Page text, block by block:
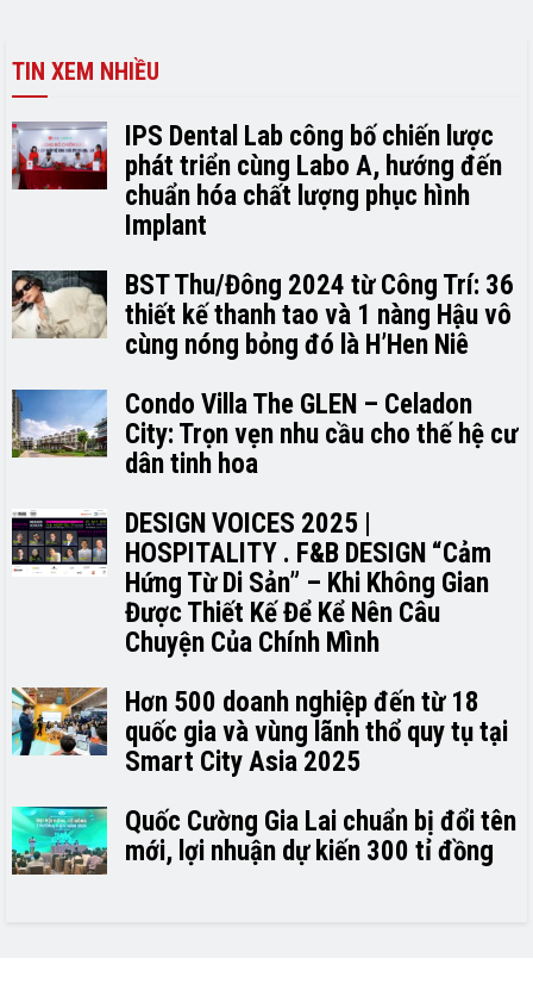
TIN XEM NHIỀU
IPS Dental Lab công bố chiến lược
phát triển cùng Labo A, hướng đến
chuẩn hóa chất lượng phục hình
Implant
BST Thu/Đông 2024 từ Công Trí: 36
thiết kế thanh tao và 1 nàng Hậu vô
cùng nóng bỏng đó là H’H­­­­en Niê
Condo Villa The GLEN – Celadon
City: Trọn vẹn nhu cầu cho thế hệ cư
dân tinh hoa
DESIGN VOICES 2025 |
HOSPITALITY . F&B DESIGN “Cảm
Hứng Từ Di Sản” – Khi Không Gian
Được Thiết Kế Để Kể Nên Câu
Chuyện Của Chính Mình
Hơn 500 doanh nghiệp đến từ 18
quốc gia và vùng lãnh thổ quy tụ tại
Smart City Asia 2025
Quốc Cường Gia Lai chuẩn bị đổi tên
mới, lợi nhuận dự kiến 300 tỉ đồng